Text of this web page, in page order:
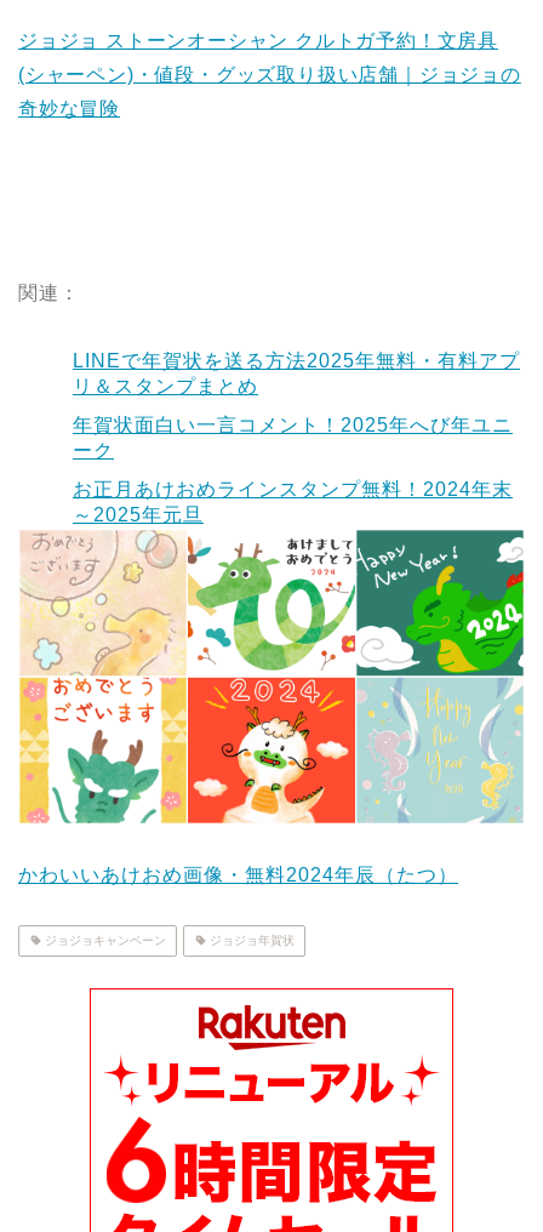
ジョジョ ストーンオーシャン クルトガ予約！文房具
(シャーペン)・値段・グッズ取り扱い店舗｜ジョジョの
奇妙な冒険
関連：
LINEで年賀状を送る方法2025年無料・有料アプ
リ＆スタンプまとめ
年賀状面白い一言コメント！2025年へび年ユニ
ーク
お正月あけおめラインスタンプ無料！2024年末
～2025年元旦
かわいいあけおめ画像・無料2024年辰（たつ）
ジョジョキャンペーン ジョジョ年賀状